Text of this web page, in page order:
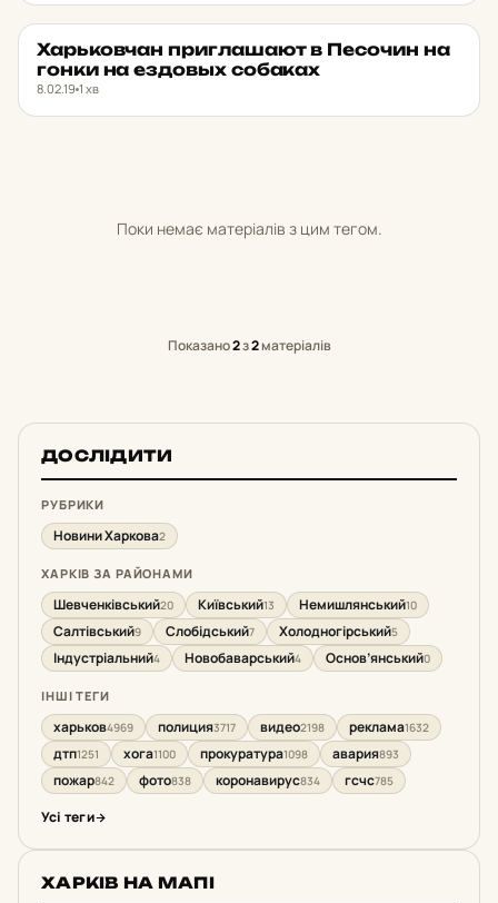
НОВИНИ ХАРКОВА ★ ОБРАНЕ
Харь­ков­чан приг­ла­ша­ют в Пе­со­чин на
гонки на ез­довых со­ба­ках
8.02.19 1 хв
Поки немає матеріалів з цим тегом.
Показано2з2матеріалів
ДОСЛІДИТИ
РУБРИКИ
Новини Харкова2
ХАРКІВ ЗА РАЙОНАМИ
Шевченківський20 Київський13 Немишлянський10
Салтівський9 Слобідський7 Холодногірський5
Індустріальний4 Новобаварський4 Основ’янський0
ІНШІ ТЕГИ
харьков4969 полиция3717 видео2198 реклама1632
дтп1251 хога1100 прокуратура1098 авария893
пожар842 фото838 коронавирус834 гсчс785
Усі теги
ХАРКІВ НА МАПІ